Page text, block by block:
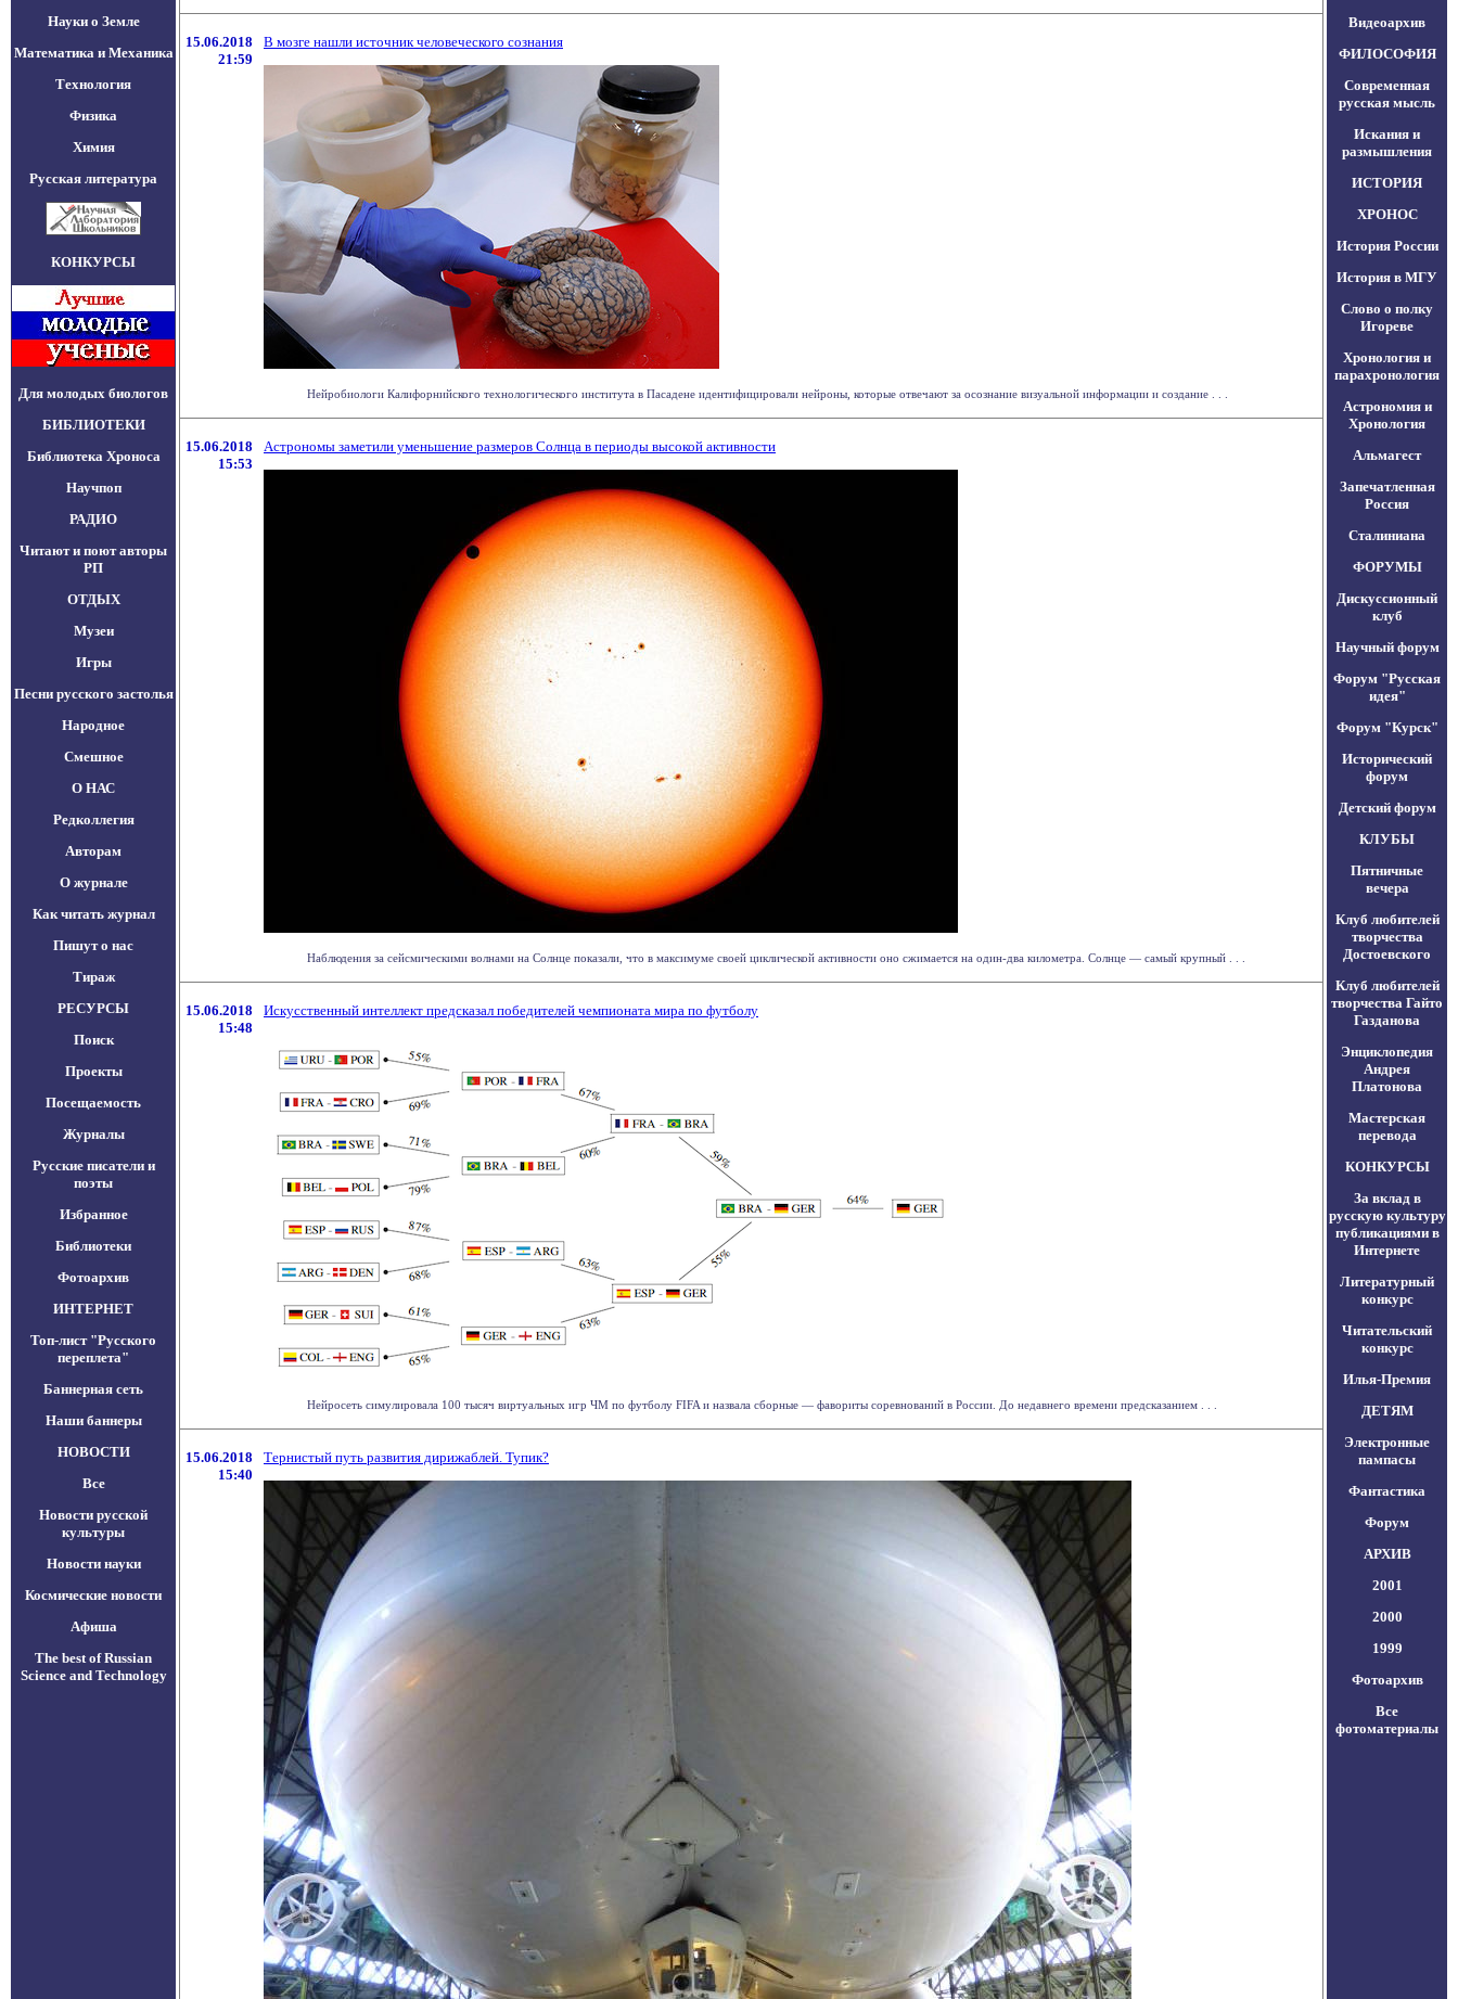
Науки о Земле
Математика и Механика
Технология
Физика
Химия
Русская литература
КОНКУРСЫ
Для молодых биологов
БИБЛИОТЕКИ
Библиотека Хроноса
Научпоп
РАДИО
Читают и поют авторы
РП
ОТДЫХ
Музеи
Игры
Песни русского застолья
Народное
Смешное
О НАС
Редколлегия
Авторам
О журнале
Как читать журнал
Пишут о нас
Тираж
РЕСУРСЫ
Поиск
Проекты
Посещаемость
Журналы
Русские писатели и
поэты
Избранное
Библиотеки
Фотоархив
ИНТЕРНЕТ
Топ-лист "Русского
переплета"
Баннерная сеть
Наши баннеры
НОВОСТИ
Все
Новости русской
культуры
Новости науки
Космические новости
Афиша
The best of Russian
Science and Technology
15.06.2018
21:59
В мозге нашли источник человеческого сознания
Нейробиологи Калифорнийского технологического института в Пасадене идентифицировали нейроны, которые отвечают за осознание визуальной информации и создание . . .
15.06.2018
15:53
Астрономы заметили уменьшение размеров Солнца в периоды высокой активности
Наблюдения за сейсмическими волнами на Солнце показали, что в максимуме своей циклической активности оно сжимается на один-два километра. Солнце — самый крупный . . .
15.06.2018
15:48
Искусственный интеллект предсказал победителей чемпионата мира по футболу
Нейросеть симулировала 100 тысяч виртуальных игр ЧМ по футболу FIFA и назвала сборные — фавориты соревнований в России. До недавнего времени предсказанием . . .
15.06.2018
15:40
Тернистый путь развития дирижаблей. Тупик?
Видеоархив
ФИЛОСОФИЯ
Современная
русская мысль
Искания и
размышления
ИСТОРИЯ
ХРОНОС
История России
История в МГУ
Слово о полку
Игореве
Хронология и
парахронология
Астрономия и
Хронология
Альмагест
Запечатленная
Россия
Сталиниана
ФОРУМЫ
Дискуссионный
клуб
Научный форум
Форум "Русская
идея"
Форум "Курск"
Исторический
форум
Детский форум
КЛУБЫ
Пятничные
вечера
Клуб любителей
творчества
Достоевского
Клуб любителей
творчества Гайто
Газданова
Энциклопедия
Андрея
Платонова
Мастерская
перевода
КОНКУРСЫ
За вклад в
русскую культуру
публикациями в
Интернете
Литературный
конкурс
Читательский
конкурс
Илья-Премия
ДЕТЯМ
Электронные
пампасы
Фантастика
Форум
АРХИВ
2001
2000
1999
Фотоархив
Все
фотоматериалы